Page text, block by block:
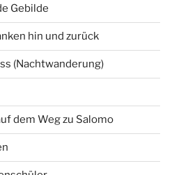
Gebilde
hin und zurück
(Nachtwanderung)
dem Weg zu Salomo